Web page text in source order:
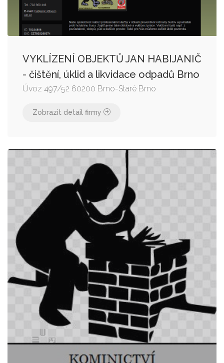
VYKLÍZENÍ OBJEKTŮ JAN HABIJANIČ
- čištění, úklid a likvidace odpadů Brno
Úvoz 497/52 60200 Brno-Staré Brno
Zobrazit detail firmy